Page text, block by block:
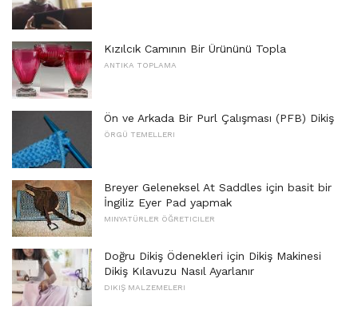
Kızılcık Camının Bir Ürününü Topla
ANTIKA TOPLAMA
Ön ve Arkada Bir Purl Çalışması (PFB) Dikiş
ÖRGÜ TEMELLERI
Breyer Geleneksel At Saddles için basit bir
İngiliz Eyer Pad yapmak
MINYATÜRLER ÖĞRETICILER
Doğru Dikiş Ödenekleri için Dikiş Makinesi
Dikiş Kılavuzu Nasıl Ayarlanır
DIKIŞ MALZEMELERI